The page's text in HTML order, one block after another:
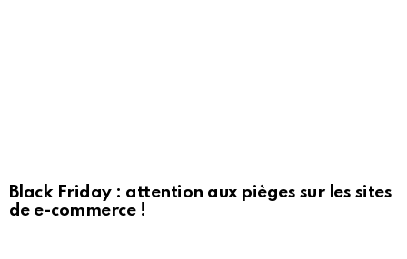
Black Friday : attention aux pièges sur les sites
de e-commerce !